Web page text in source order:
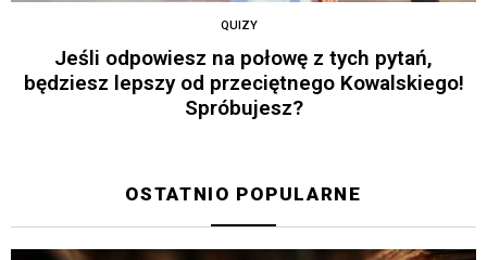
QUIZY
Jeśli odpowiesz na połowę z tych pytań,
będziesz lepszy od przeciętnego Kowalskiego!
Spróbujesz?
OSTATNIO POPULARNE